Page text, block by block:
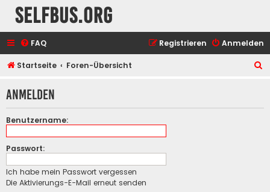
selfbus.org
FAQ Anmelden
Registrieren
Startseite Foren-Übersicht
h
Anmelden
Benutzername:
Passwort:
Ich habe mein Passwort vergessen
Die Aktivierungs-E-Mail erneut senden